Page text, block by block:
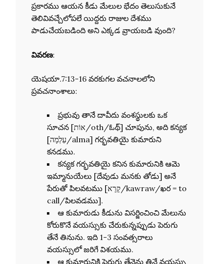
ప్రకారము ఆయన కీడు మేలుల భేదం తెలుసుకునే
తెలివివచ్చేలోపలే యిద్దరు రాజుల దేశము
పాడుచేయబడింది అని ఎక్కడ వ్రాయబడి వుంది?
వివరణ:
యెషయా.7:13-16 వరకుగల వచనాలలోని
ప్రవచనాంశాలు:
ప్రభువు తానే దావీదు వంశస్థులకు ఒక
సూచన [אוֹת/oth/ఓథ్] చూపును, అది కన్యక
[עַלְמָה/alma] గర్భవతియై కుమారుని
కనడము.
కన్యక గర్భవతియై కనిన కుమారునికి ఆమె
ఇమ్మానుయేలు [దేవుడు మనకు తోడు] అనే
పేరుతో పిలవటము [קָרָא/kawraw/ఖర = to
call/పిలవడము].
ఆ కుమారుడు కీడును విసర్జించించి మేలును
కోరుకొనే వయస్సుకు చేరుకున్నప్పుడు పెరుగు
తేనే తినును. ఇది 1-3 సంవత్సరాలు
వయస్సులో జరిగే విశయము.
ఆ కుమారునికి పెరుగు తేనెను తినే వయస్సు